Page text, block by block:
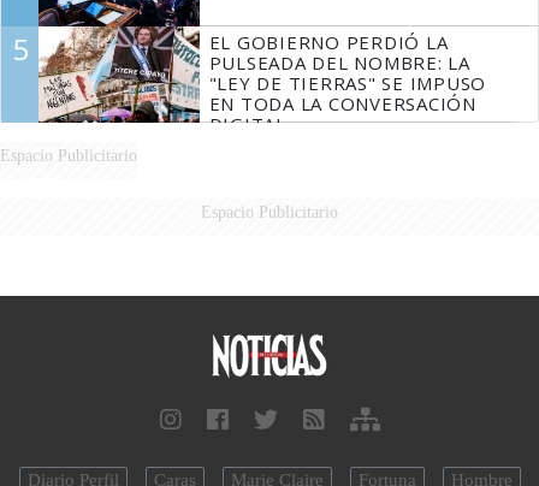
5
EL GOBIERNO PERDIÓ LA
PULSEADA DEL NOMBRE: LA
"LEY DE TIERRAS" SE IMPUSO
EN TODA LA CONVERSACIÓN
DIGITAL
Espacio Publicitario
Espacio Publicitario
Diario Perfil Caras Marie Claire Fortuna Hombre